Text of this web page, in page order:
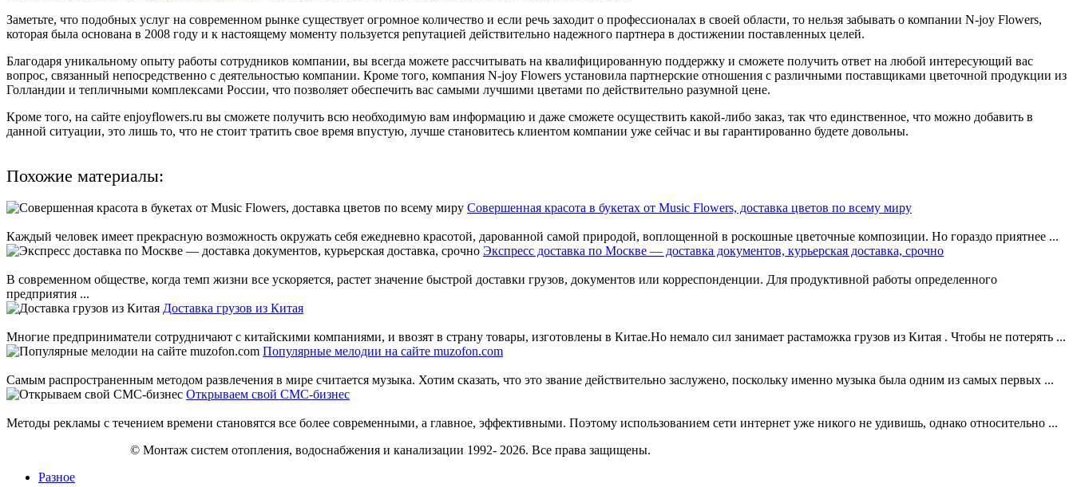
Заметьте, что подобных услуг на современном рынке существует огромное количество и если речь заходит о профессионалах в своей области, то нельзя забывать о компании N-joy Flowers,
которая была основана в 2008 году и к настоящему моменту пользуется репутацией действительно надежного партнера в достижении поставленных целей.
Благодаря уникальному опыту работы сотрудников компании, вы всегда можете рассчитывать на квалифицированную поддержку и сможете получить ответ на любой интересующий вас
вопрос, связанный непосредственно с деятельностью компании. Кроме того, компания N-joy Flowers установила партнерские отношения с различными поставщиками цветочной продукции из
Голландии и тепличными комплексами России, что позволяет обеспечить вас самыми лучшими цветами по действительно разумной цене.
Кроме того, на сайте enjoyflowers.ru вы сможете получить всю необходимую вам информацию и даже сможете осуществить какой-либо заказ, так что единственное, что можно добавить в
данной ситуации, это лишь то, что не стоит тратить свое время впустую, лучше становитесь клиентом компании уже сейчас и вы гарантированно будете довольны.
Похожие материалы:
Совершенная красота в букетах от Music Flowers, доставка цветов по всему миру
Каждый человек имеет прекрасную возможность окружать себя ежедневно красотой, дарованной самой природой, воплощенной в роскошные цветочные композиции. Но гораздо приятнее ...
Экспресс доставка по Москве — доставка документов, курьерская доставка, срочно
В современном обществе, когда темп жизни все ускоряется, растет значение быстрой доставки грузов, документов или корреспонденции. Для продуктивной работы определенного
предприятия ...
Доставка грузов из Китая
Многие предприниматели сотрудничают с китайскими компаниями, и ввозят в страну товары, изготовлены в Китае.Но немало сил занимает растаможка грузов из Китая . Чтобы не потерять ...
Популярные мелодии на сайте muzofon.com
Самым распространенным методом развлечения в мире считается музыка. Хотим сказать, что это звание действительно заслужено, поскольку именно музыка была одним из самых первых ...
Открываем свой СМС-бизнес
Методы рекламы с течением времени становятся все более современными, а главное, эффективными. Поэтому использованием сети интернет уже никого не удивишь, однако относительно ...
© Монтаж систем отопления, водоснабжения и канализации 1992- 2026. Все права защищены.
Разное